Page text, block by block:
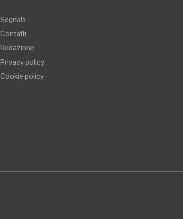
Segnala
Contatti
Redazione
Privacy policy
Cookie policy